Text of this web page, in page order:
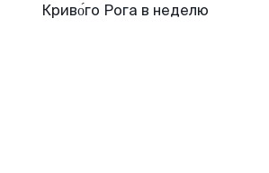
Криво́го Рога в неделю